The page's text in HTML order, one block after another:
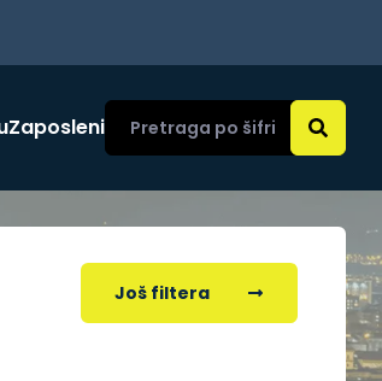
Zaposleni
Još filtera